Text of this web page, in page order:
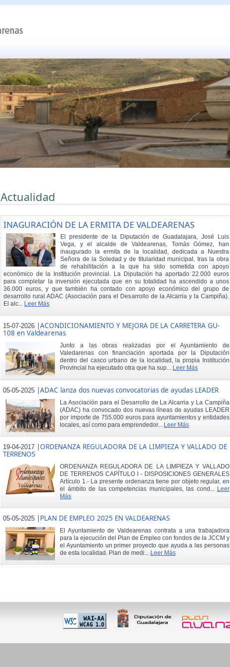
Actualidad
INAGURACIÓN DE LA ERMITA DE VALDEARENAS
El presidente de la Diputación de Guadalajara, José Luis
Vega, y el alcalde de Valdearenas, Tomás Gómez, han
inaugurado la ermita de la localidad, dedicada a Nuestra
Señora de la Soledad y de titularidad municipal, tras la obra
de rehabilitación a la que ha sido sometida con apoyo
económico de la Institución provincial. La Diputación ha aportado 22.000 euros
para completar la inversión ejecutada que en su totalidad ha ascendido a unos
36.000 euros, y que también ha contado con apoyo económico del grupo de
desarrollo rural ADAC (Asociación para el Desarrollo de la Alcarria y la Campiña).
El alc... Leer Más
15-07-2026 |ACONDICIONAMIENTO Y MEJORA DE LA CARRETERA GU-
108 en Valdearenas
Junto a las obras realizadas por el Ayuntamiento de
Valedarenas con financiación aportada por la Diputación
dentro del casco urbano de la localidad, la propia Institución
Provincial ha ejecutado otra que ha sup... Leer Más
05-05-2025 |ADAC lanza dos nuevas convocatorias de ayudas LEADER
La Asociación para el Desarrollo de La Alcarria y La Campiña
(ADAC) ha convocado dos nuevas líneas de ayudas LEADER
por importe de 755.000 euros para ayuntamientos y entidades
locales, así como para emprendedor... Leer Más
19-04-2017 |ORDENANZA REGULADORA DE LA LIMPIEZA Y VALLADO DE
TERRENOS
ORDENANZA REGULADORA DE LA LIMPIEZA Y VALLADO
DE TERRENOS CAPÍTULO I - DISPOSICIONES GENERALES
Artículo 1.- La presente ordenanza tiene por objeto regular, en
el ámbito de las competencias municipales, las cond... Leer
Más
05-05-2025 |PLAN DE EMPLEO 2025 EN VALDEARENAS
El Ayuntamiento de Valdearenas contrata a una trabajadora
para la ejecución del Plan de Empleo con fondos de la JCCM y
el Ayuntamiento un primer proyecto que ayuda a las personas
de esta localidad. Plan de medi... Leer Más